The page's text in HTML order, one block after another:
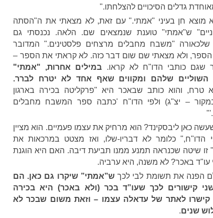
גדלים הסיכויים להצלחתו."
מוצא חן בעיני "אמתי." עם זאת, לא מצאתי את ה"הסתה
ש"אמתי" טוענת שנמצאים שם. הלאה. נכנסתי גם
"משבח מחבלים מרצחים פלסטינים." המדובר
ולא מצאתי שם שום דבר כזה. לא קראתי את הספר –
שגם כותבי הדו"ח לא קראו. במילים אחרות, "אמתי"
השוליים שלהם ומקווים שאף אחד לא יטרח לברר.
טרח, והוא כותב שבאכר היא "פרקליטה בכירה בארגון
– יצ"ג) ולפי הדו"ח 'כתבה ספר המשבח מחבלים
כאן ליבסקינד? הוא מרחיק את עצמו פעמיים. הוא מציין
הדו"ח," כלומר לא דבריו-שלו, ואז מצטט במרכאות את
שיטה שכנראה תמנע ממנו תביעת דיבה. האם היא הוגנת
עו"ד באכר? לא משנה, היא ערביה.
הפנה את תשומת לבי לכךש”אמתי” שיקרו גם כאן. הם
בעמ’ 10 שני קישורים לכך שעו”ד בכר (ולא באכר) היא בכירה
לאתר של עדאלה עצמו – וזאת משום שבכר לא
שנים.